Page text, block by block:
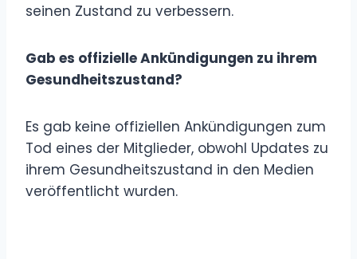
seinen Zustand zu verbessern.
Gab es offizielle Ankündigungen zu ihrem
Gesundheitszustand?
Es gab keine offiziellen Ankündigungen zum
Tod eines der Mitglieder, obwohl Updates zu
ihrem Gesundheitszustand in den Medien
veröffentlicht wurden.